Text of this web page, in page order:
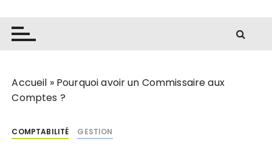
Accueil » Pourquoi avoir un Commissaire aux
Comptes ?
COMPTABILITÉ GESTION